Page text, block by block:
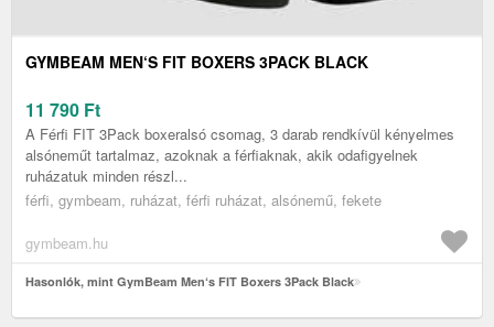
GYMBEAM MEN‘S FIT BOXERS 3PACK BLACK
11 790 Ft
A Férfi FIT 3Pack boxeralsó csomag, 3 darab rendkívül kényelmes
alsóneműt tartalmaz, azoknak a férfiaknak, akik odafigyelnek
ruházatuk minden részl...
férfi, gymbeam, ruházat, férfi ruházat, alsónemű, fekete
gymbeam.hu
Hasonlók, mint GymBeam Men‘s FIT Boxers 3Pack Black